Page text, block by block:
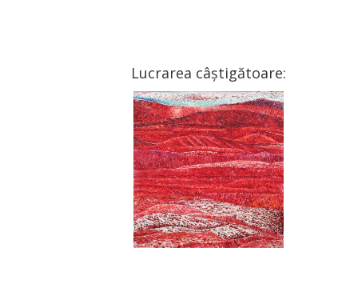
Lucrarea câștigătoare: